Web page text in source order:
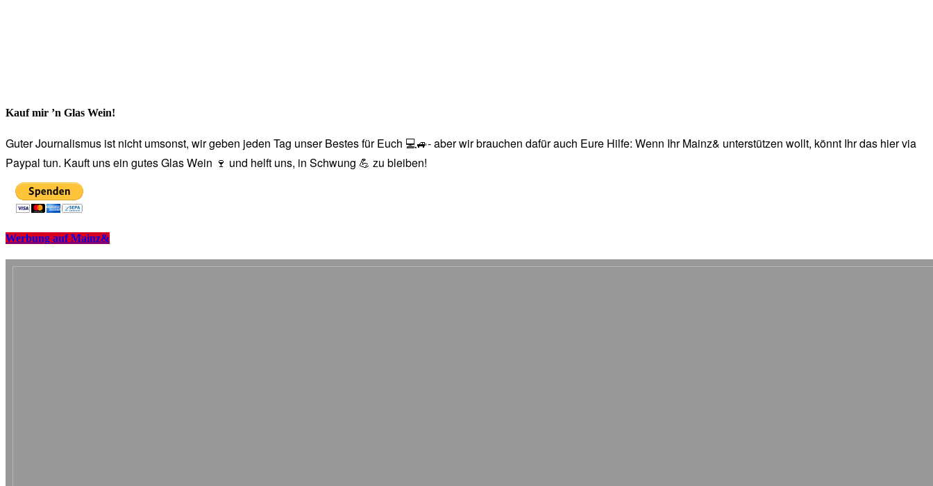
Kauf mir ’n Glas Wein!
Guter Journalismus ist nicht umsonst, wir geben jeden Tag unser Bestes für Euch 💻🚙- aber wir brauchen dafür auch Eure Hilfe: Wenn Ihr Mainz& unterstützen wollt, könnt Ihr das hier via
Paypal tun. Kauft uns ein gutes Glas Wein 🍷 und helft uns, in Schwung 💪 zu bleiben!
Werbung auf Mainz&